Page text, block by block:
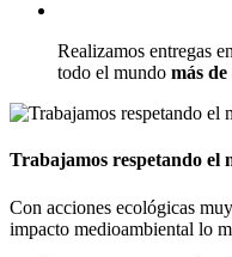
Realizamos entregas en
todo el mundo más de
Trabajamos respetando el
Con acciones ecológicas
impacto medioambiental lo